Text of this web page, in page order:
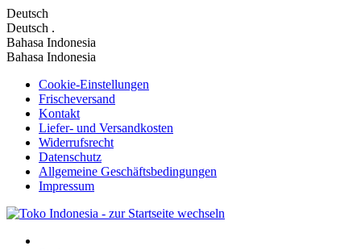
Deutsch
Deutsch .
Bahasa Indonesia
Bahasa Indonesia
Cookie-Einstellungen
Frischeversand
Kontakt
Liefer- und Versandkosten
Widerrufsrecht
Datenschutz
Allgemeine Geschäftsbedingungen
Impressum